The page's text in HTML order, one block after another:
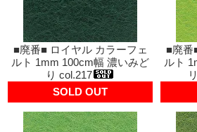
■廃番■ ロイヤル カラーフェ
ルト 1mm 100cm幅 濃いみど
り col.217
SOLD OUT
■廃番
ルト